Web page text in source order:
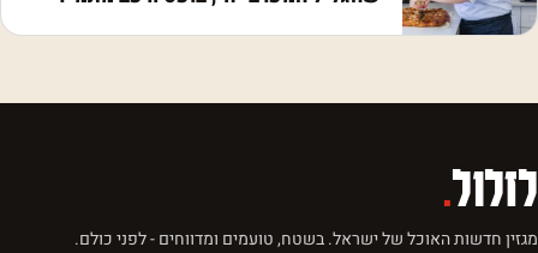
לזלול.
מגזין חדשות האוכל של ישראל. בשטח, טועמים ומדווחים - לפני כולם.